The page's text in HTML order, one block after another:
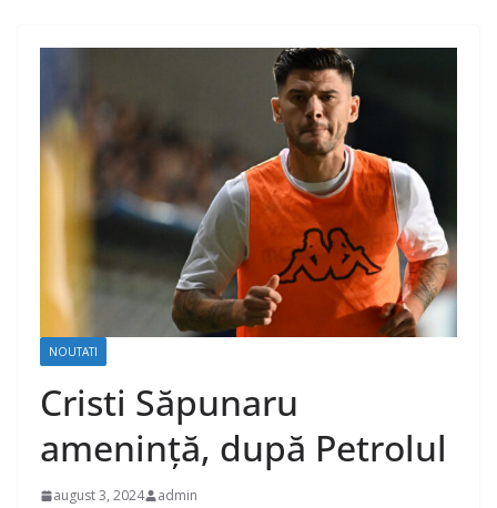
NOUTATI
Cristi Săpunaru
amenință, după Petrolul
august 3, 2024 admin